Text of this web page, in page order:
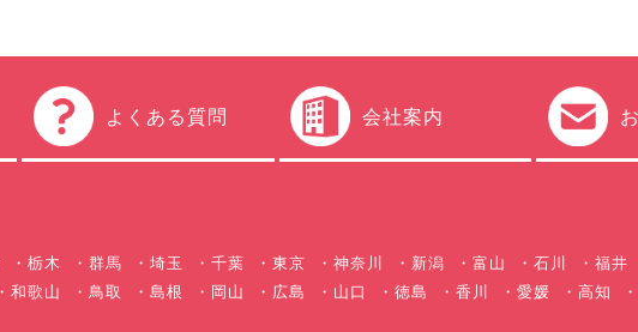
よくある質問 会社案内
栃木 群馬 埼玉 千葉 東京 神奈川 新潟 富山 石川 福井
和歌山 鳥取 島根 岡山 広島 山口 徳島 香川 愛媛 高知